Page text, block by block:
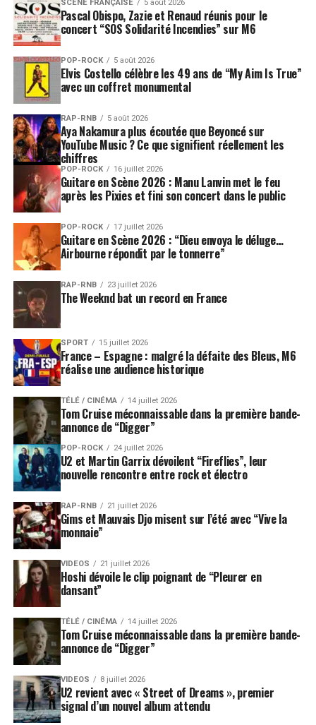
SCÈNE FRANÇAISE 5 août 2026
Pascal Obispo, Zazie et Renaud réunis pour le
concert “SOS Solidarité Incendies” sur M6
POP-ROCK 5 août 2026
Elvis Costello célèbre les 49 ans de “My Aim Is True”
avec un coffret monumental
RAP-RNB 5 août 2026
Aya Nakamura plus écoutée que Beyoncé sur
YouTube Music ? Ce que signifient réellement les
chiffres
POP-ROCK 16 juillet 2026
Guitare en Scène 2026 : Manu Lanvin met le feu
après les Pixies et fini son concert dans le public
POP-ROCK 17 juillet 2026
Guitare en Scène 2026 : “Dieu envoya le déluge…
Airbourne répondit par le tonnerre”
RAP-RNB 23 juillet 2026
The Weeknd bat un record en France
SPORT 15 juillet 2026
France – Espagne : malgré la défaite des Bleus, M6
réalise une audience historique
TÉLÉ / CINÉMA 14 juillet 2026
Tom Cruise méconnaissable dans la première bande-
annonce de “Digger”
POP-ROCK 24 juillet 2026
U2 et Martin Garrix dévoilent “Fireflies”, leur
nouvelle rencontre entre rock et électro
RAP-RNB 21 juillet 2026
Gims et Mauvais Djo misent sur l’été avec “Vive la
monnaie”
VIDEOS 21 juillet 2026
Hoshi dévoile le clip poignant de “Pleurer en
dansant”
TÉLÉ / CINÉMA 14 juillet 2026
Tom Cruise méconnaissable dans la première bande-
annonce de “Digger”
VIDEOS 8 juillet 2026
U2 revient avec « Street of Dreams », premier
signal d’un nouvel album attendu